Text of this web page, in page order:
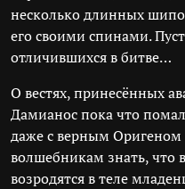
несколько длинных
его своими спинами.
отличившихся в битве…
О вестях, принесённых
Дамианос пока что
даже с верным
волшебникам знать, что
возродятся в теле